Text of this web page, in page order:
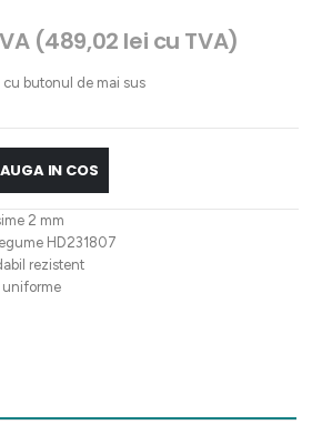
(489,02 lei cu TVA)
butonul de mai sus
IN COS
2 mm
HD231807
rezistent